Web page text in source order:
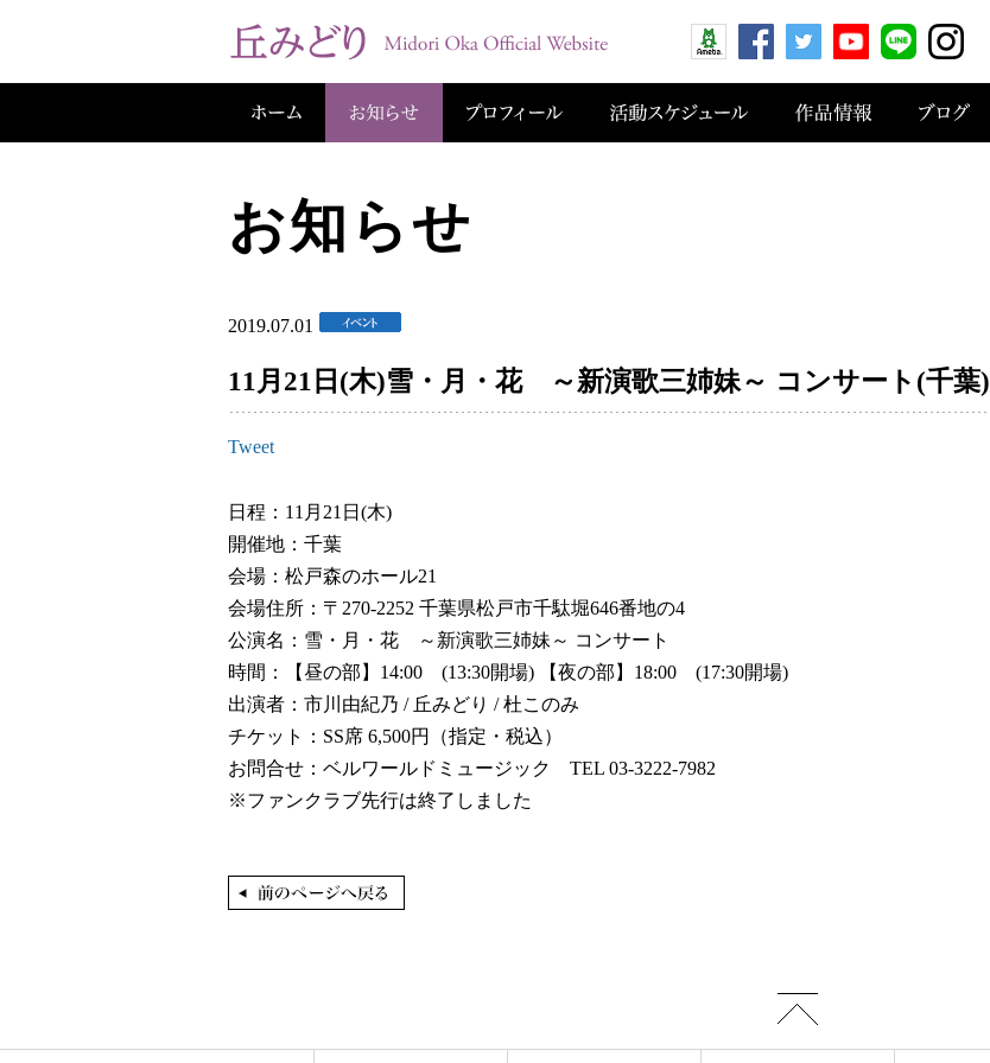
お知らせ
2019.07.01
11月21日(木)雪・月・花 ～新演歌三姉妹～ コンサート(千葉)
Tweet
日程：11月21日(木)
開催地：千葉
会場：松戸森のホール21
会場住所：〒270-2252 千葉県松戸市千駄堀646番地の4
公演名：雪・月・花 ～新演歌三姉妹～ コンサート
時間：【昼の部】14:00 (13:30開場) 【夜の部】18:00 (17:30開場)
出演者：市川由紀乃 / 丘みどり / 杜このみ
チケット：SS席 6,500円（指定・税込）
お問合せ：ベルワールドミュージック TEL 03-3222-7982
※ファンクラブ先行は終了しました